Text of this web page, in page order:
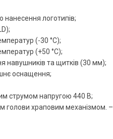
логотипів;
(-30 °C);
(+50 °C);
навушників та щитків (30 мм);
оснащення;
струмом напругою 440 В;
голови храповим механізмом. –